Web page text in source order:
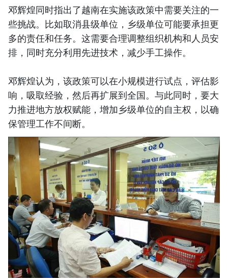
邓辉煌同时指出了越南在实施该政策中需要关注的一
些挑战。比如取消县级单位，乡级单位可能要承担更
多的责任和任务。这需要合理调整组织机构和人员安
排，同时充分利用先进技术，减少手工操作。
邓辉煌认为，该政策可以在小规模进行试点，评估影
响，吸取经验，然后再扩展到全国。与此同时，要大
力推进地方放权赋能，增加乡级单位的自主权，以确
保管理工作不间断。